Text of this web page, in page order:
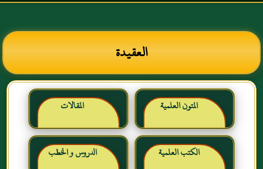
العقيدة
المتون العلمية المقالات
الكتب العلمية الدروس و الخطب